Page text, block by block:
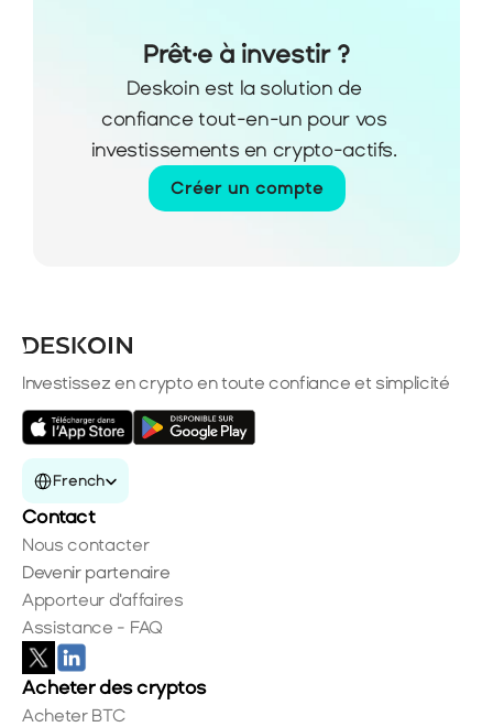
Prêt·e à investir ?
Deskoin est la solution de
confiance tout-en-un pour vos
investissements en crypto-actifs.
Créer un compte
Investissez en crypto en toute confiance et simplicité
Select Language
French
Contact
Nous contacter
Devenir partenaire
Apporteur d'affaires
Assistance - FAQ
Acheter des cryptos
Acheter BTC